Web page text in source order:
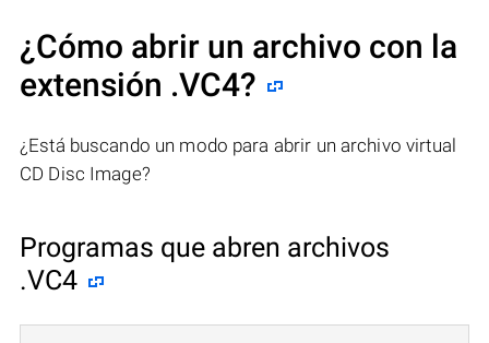
¿Cómo abrir un archivo con la
extensión .VC4?
¿Está buscando un modo para abrir un archivo virtual
CD Disc Image?
Programas que abren archivos
.VC4